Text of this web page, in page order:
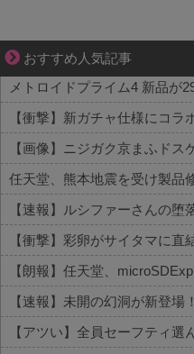
おすすめ人気記事
大変だけど幸せ。等身大の子
メトロイドプライム4 新品が
【衝撃】新ガチャ仕様にコ
【朗報】任天堂、
【速報】未開の幻洞が新登場